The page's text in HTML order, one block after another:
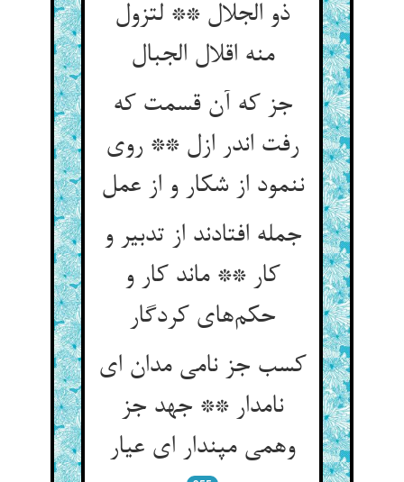
ذو الجلال ** لتزول
منه اقلال الجبال‌‌
جز که آن قسمت که
رفت اندر ازل ** روی
ننمود از شکار و از عمل‌‌
جمله افتادند از تدبیر و
کار ** ماند کار و
حکم‌‌های کردگار
کسب جز نامی مدان ای
نامدار ** جهد جز
وهمی مپندار ای عیار